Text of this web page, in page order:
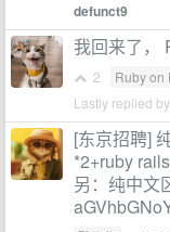
defunct9
我回来了，
2 Ruby on
Lastly replied by
[东京招聘]
*2+ruby
另：纯中文